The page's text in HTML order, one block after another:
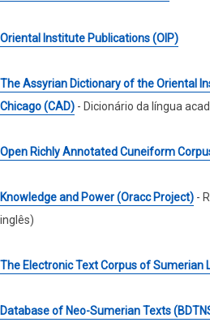
Oriental Institute Publications (OIP)
The Assyrian Dictionary of the Oriental
Chicago (CAD) - Dicionário da língua
Open Richly Annotated Cuneiform
Knowledge and Power (Oracc Project) -
inglês)
The Electronic Text Corpus of Sumerian
Database of Neo-Sumerian Texts